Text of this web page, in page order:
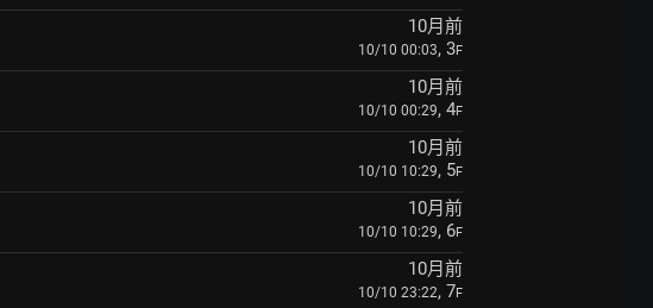
10月前
10/10 00:03, 3F
10月前
10/10 00:29, 4F
10月前
10/10 10:29, 5F
10月前
10/10 10:29, 6F
10月前
10/10 23:22, 7F